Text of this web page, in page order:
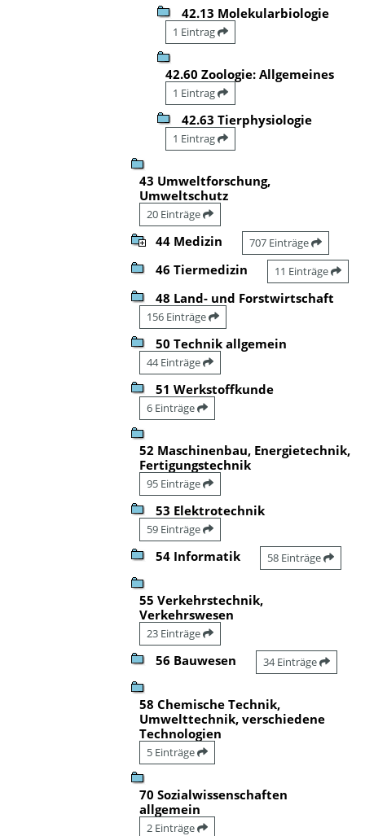
42.13 Molekularbiologie
1 Eintrag
42.60 Zoologie: Allgemeines
1 Eintrag
42.63 Tierphysiologie
1 Eintrag
43 Umweltforschung,
Umweltschutz
20 Einträge
44 Medizin 707 Einträge
46 Tiermedizin 11 Einträge
48 Land- und Forstwirtschaft
156 Einträge
50 Technik allgemein
44 Einträge
51 Werkstoffkunde
6 Einträge
52 Maschinenbau, Energietechnik,
Fertigungstechnik
95 Einträge
53 Elektrotechnik
59 Einträge
54 Informatik 58 Einträge
55 Verkehrstechnik,
Verkehrswesen
23 Einträge
56 Bauwesen 34 Einträge
58 Chemische Technik,
Umwelttechnik, verschiedene
Technologien
5 Einträge
70 Sozialwissenschaften
allgemein
2 Einträge